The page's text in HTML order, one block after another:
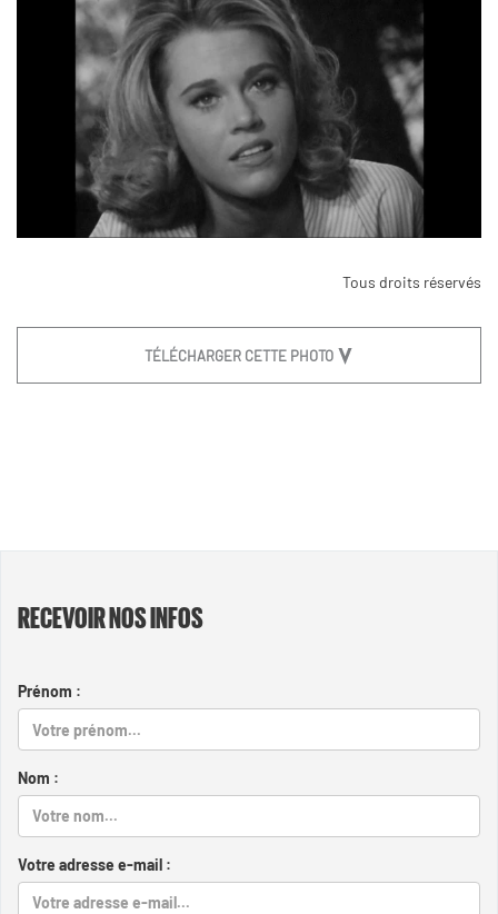
Tous droits réservés
TÉLÉCHARGER CETTE PHOTO
RECEVOIR NOS INFOS
Prénom :
Nom :
Votre adresse e-mail :